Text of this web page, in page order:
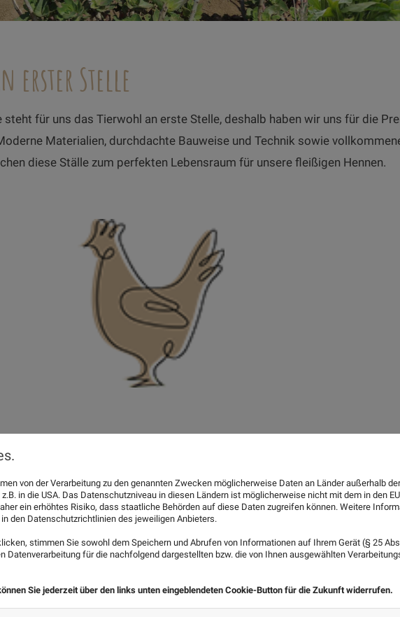
erster Stelle
für uns das Tierwohl an erste Stelle, deshalb haben wir uns für die
Materialien, durchdachte Bauweise und Technik sowie
diese Ställe zum perfekten Lebensraum für unsere fleißigen Hennen.
Wir lieben
und mit
unsere Herden
Sowohl im Innenbereich als auch im
den Tieren mehr Platz als gesetzlich
anstatt 4 m2 im Freiland bis 10 m2
von der Verarbeitung zu den genannten Zwecken möglicherweise Daten an Länder außerhalb
in die USA. Das Datenschutzniveau in diesen Ländern ist möglicherweise nicht mit dem in den
ein erhöhtes Risiko, dass staatliche Behörden auf diese Daten zugreifen können. Weitere
den Datenschutzrichtlinien des jeweiligen Anbieters.
stimmen Sie sowohl dem Speichern und Abrufen von Informationen auf Ihrem Gerät (§ 25
Datenverarbeitung für die nachfolgend dargestellten bzw. die von Ihnen ausgewählten
Sie jederzeit über den links unten eingeblendeten Cookie-Button für die Zukunft widerrufen.